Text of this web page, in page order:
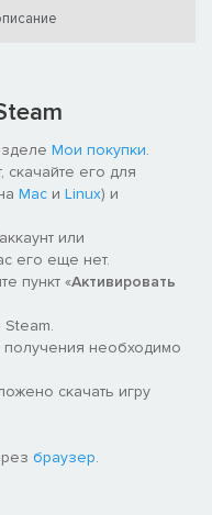
сборку,
и
оживляют мир!
оружие, щит или
которые вы найдете
добавляют статистику,
и другие
играть.
каждый компьютер
очки
уровня или
как развивается
очки навыков в
Мои покупки.
скачайте его для
Mac и Linux) и
или
его еще нет.
пункт «Активировать
получения необходимо
скачать игру
браузер.